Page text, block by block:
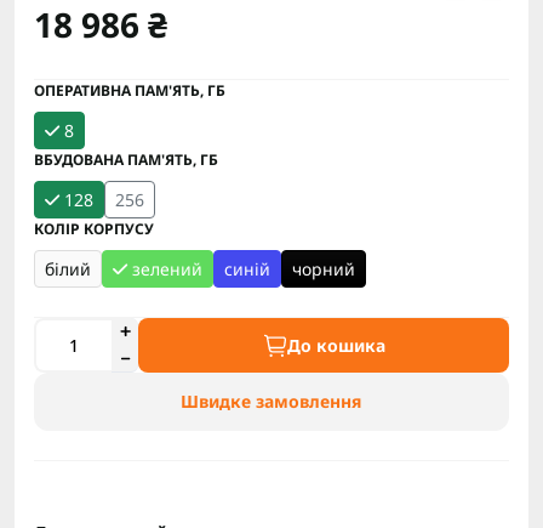
18 986 ₴
ОПЕРАТИВНА ПАМ'ЯТЬ, ГБ
8
ВБУДОВАНА ПАМ'ЯТЬ, ГБ
128 256
КОЛІР КОРПУСУ
білий зелений синій чорний
До кошика
Швидке замовлення